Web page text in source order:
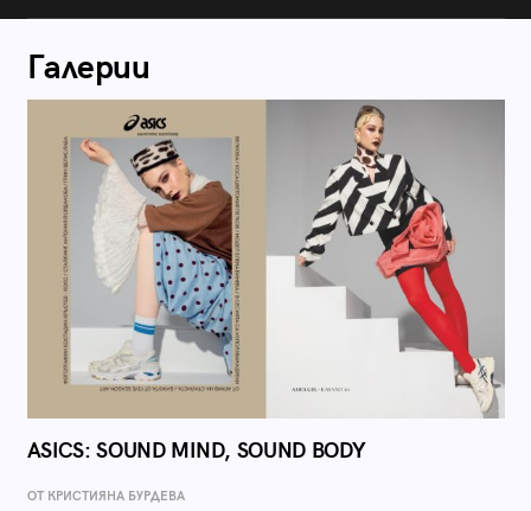
Галерии
ASICS: SOUND MIND, SOUND BODY
ОТ КРИСТИЯНА БУРДЕВА